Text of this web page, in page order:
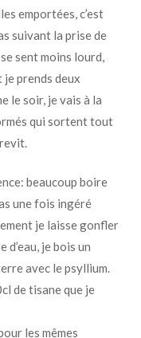
emportées, c’est
suivant la prise de
sent moins lourd,
je prends deux
le soir, je vais à la
qui sortent tout
beaucoup boire
une fois ingéré
je laisse gonfler
je bois un
avec le psyllium.
de tisane que je
les mêmes